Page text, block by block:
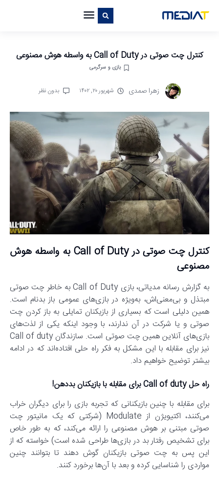
کنترل چت صوتی در Call of Duty به واسطه هوش مصنوعی
بازی و سرگرمی
زهرا صمدی شهریور ۲۰, ۱۴۰۲ بدون نظر
کنترل چت صوتی در Call of Duty به واسطه هوش
مصنوعی
به گزارش رسانه مدیاتی، بازی Call of Duty به خاطر چت صوتی
مبتذل و بی‌معنی‌اش، به‌ویژه در بازی‌های عمومی باز بدنام است.
همین دلیلی است که بسیاری از بازیکنان تمایلی به باز کردن چت
صوتی و یا شرکت در آن ندارند، با وجود اینکه یکی از لذت‌های
بازی‌های آنلاین همین چت صوتی است. سازندگان Call of duty
نیز برای مقابله با این مشکل به فکر راه حلی افتاده‌اند که در ادامه
بیشتر توضیح خواهیم داد.
راه حل Call of duty برای مقابله با بازیکنان بددهن!
برای مقابله با چنین بازیکنانی که تجربه بازی را برای دیگران خراب
می‌کنند، اکتیویژن از Modulate (شرکتی که یک مانیتور چت
صوتی مبتنی بر هوش مصنوعی را ارائه می‌کند، که به طور خاص
برای تشخیص رفتار بد در بازی‌ها طراحی شده است) خواسته که از
این پس به چت صوتی بازیکنان گوش دهند تا بتوانند چنین
مواردی را شناسایی کرده و بعد با آن‌ها برخورد کنند.